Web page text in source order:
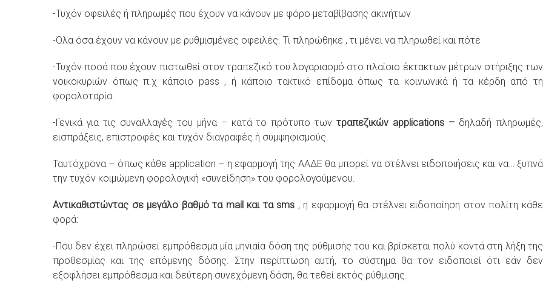
-Τυχόν οφειλές ή πληρωμές που έχουν να κάνουν με φόρο μεταβίβασης ακινήτων
-Όλα όσα έχουν να κάνουν με ρυθμισμένες οφειλές. Τι πληρώθηκε , τι μένει να πληρωθεί και πότε
-Τυχόν ποσά που έχουν πιστωθεί στον τραπεζικό του λογαριασμό στο πλαίσιο έκτακτων μέτρων στήριξης των
νοικοκυριών όπως π.χ κάποιο pass , ή κάποιο τακτικό επίδομα όπως τα κοινωνικά ή τα κέρδη από τη
φορολοταρία.
-Γενικά για τις συναλλαγές του μήνα – κατά το πρότυπο τωντραπεζικών applications – δηλαδή πληρωμές,
εισπράξεις, επιστροφές και τυχόν διαγραφές ή συμψηφισμούς.
Ταυτόχρονα – όπως κάθε application – η εφαρμογή της ΑΑΔΕ θα μπορεί να στέλνει ειδοποιήσεις και να… ξυπνά
την τυχόν κοιμώμενη φορολογική «συνείδηση» του φορολογούμενου.
Αντικαθιστώντας σε μεγάλο βαθμό τα mail και τα sms , η εφαρμογή θα στέλνει ειδοποίηση στον πολίτη κάθε
φορά:
-Που δεν έχει πληρώσει εμπρόθεσμα μία μηνιαία δόση της ρύθμισής του και βρίσκεται πολύ κοντά στη λήξη της
προθεσμίας και της επόμενης δόσης. Στην περίπτωση αυτή, το σύστημα θα τον ειδοποιεί ότι εάν δεν
εξοφλήσει εμπρόθεσμα και δεύτερη συνεχόμενη δόση, θα τεθεί εκτός ρύθμισης.